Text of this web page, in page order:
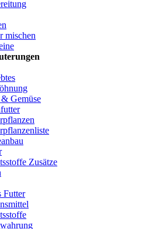
mischen
Gemüse
Zusätze
Futter